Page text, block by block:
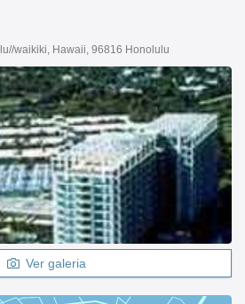
waikiki, Hawaii, 96816 Honolulu
Ver galeria